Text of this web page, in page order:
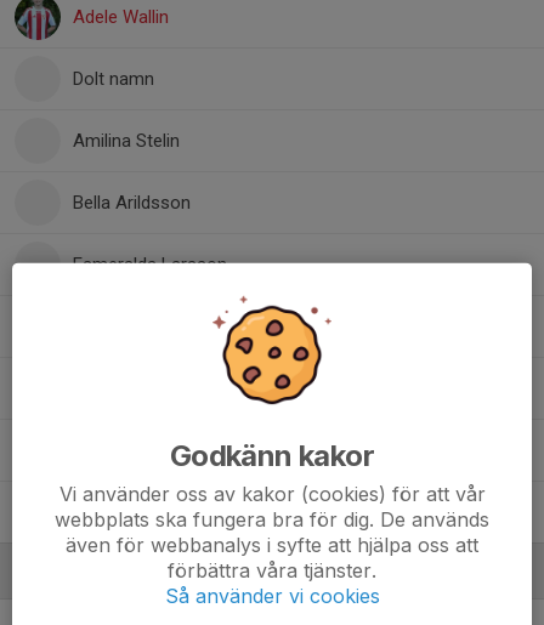
Adele Wallin
Dolt namn
Amilina Stelin
Bella Arildsson
Esmeralda Larsson
Maja Schander
Patricia Sörman
Godkänn kakor
Vi använder oss av kakor (cookies) för att vår
webbplats ska fungera bra för dig. De används
även för webbanalys i syfte att hjälpa oss att
förbättra våra tjänster.
Så använder vi cookies